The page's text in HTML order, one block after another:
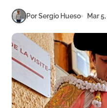
Por Sergio Hueso Mar